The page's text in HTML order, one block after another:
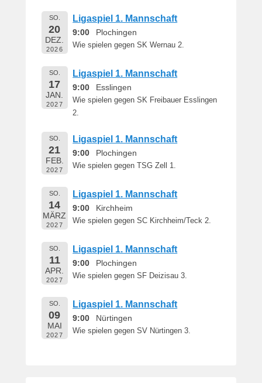
a
M
SO.
20
DEZ.
2026
Ligaspiel 1. Mannschaft
9:00 Plochingen
Wie spielen gegen SK Wernau 2.
SO.
17
JAN.
2027
Ligaspiel 1. Mannschaft
9:00 Esslingen
Wie spielen gegen SK Freibauer Esslingen
2.
SO.
21
FEB.
2027
Ligaspiel 1. Mannschaft
9:00 Plochingen
Wie spielen gegen TSG Zell 1.
SO.
14
MÄRZ
2027
Ligaspiel 1. Mannschaft
9:00 Kirchheim
Wie spielen gegen SC Kirchheim/Teck 2.
SO.
11
APR.
2027
Ligaspiel 1. Mannschaft
9:00 Plochingen
Wie spielen gegen SF Deizisau 3.
SO.
09
MAI
2027
Ligaspiel 1. Mannschaft
9:00 Nürtingen
Wie spielen gegen SV Nürtingen 3.